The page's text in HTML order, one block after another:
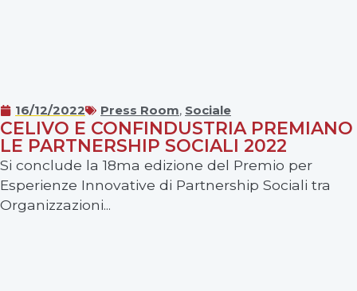
16/12/2022 Press Room, Sociale
CELIVO E CONFINDUSTRIA PREMIANO
LE PARTNERSHIP SOCIALI 2022
Si conclude la 18ma edizione del Premio per
Esperienze Innovative di Partnership Sociali tra
Organizzazioni...